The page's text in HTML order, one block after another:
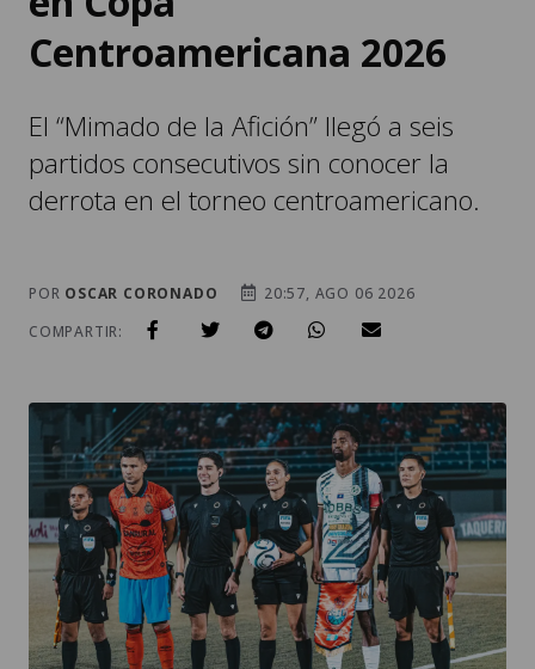
Centroamericana 2026
El “Mimado de la Afición” llegó a seis
partidos consecutivos sin conocer la
derrota en el torneo centroamericano.
POR OSCAR CORONADO
20:57, AGO 06 2026
COMPARTIR: